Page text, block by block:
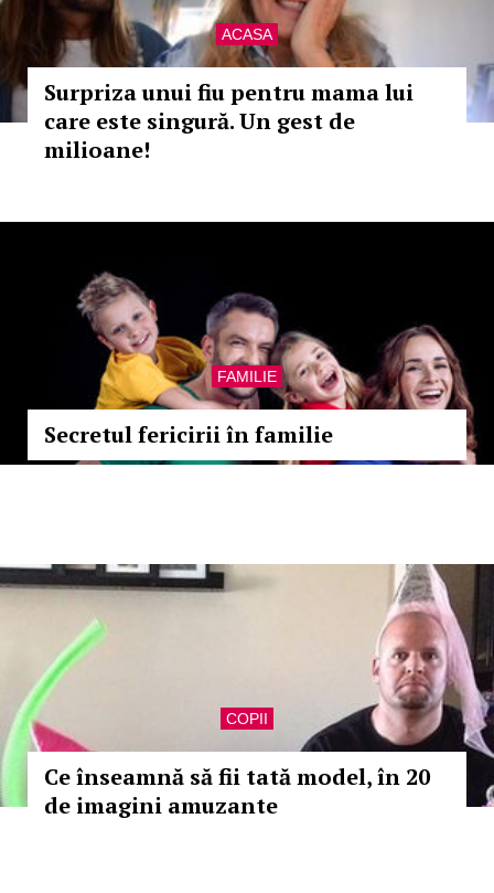
ACASA
Surpriza unui fiu pentru mama lui
care este singură. Un gest de
milioane!
FAMILIE
Secretul fericirii în familie
COPII
Ce înseamnă să fii tată model, în 20
de imagini amuzante